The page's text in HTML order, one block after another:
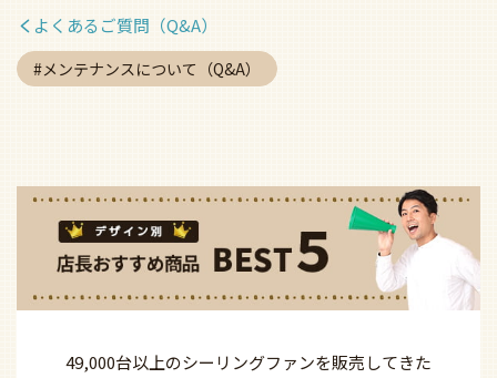
よくあるご質問（Q&A）
メンテナンスについて（Q&A）
49,000台以上のシーリングファンを販売してきた